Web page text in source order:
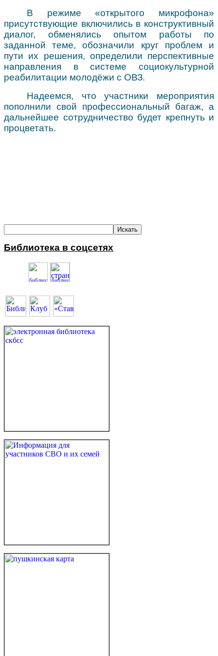
В режиме «открытого микрофона»
присутствующие включились в конструктивный
диалог, обменялись опытом работы по
заданной теме, обозначили круг проблем и
пути их решения, определили перспективные
направления в системе социокультурной
реабилитации молодёжи с ОВЗ.
Надеемся, что участники мероприятия
пополнили свой профессиональный багаж, а
дальнейшее сотрудничество будет крепнуть и
процветать.
Библиотека в соцсетях